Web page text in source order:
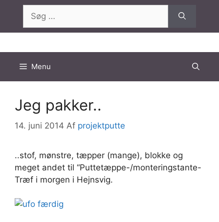
indhold
efter:
Menu
Jeg pakker..
14. juni 2014 Af projektputte
..stof, mønstre, tæpper (mange), blokke og
meget andet til “Puttetæppe-/monteringstante-
Træf i morgen i Hejnsvig.